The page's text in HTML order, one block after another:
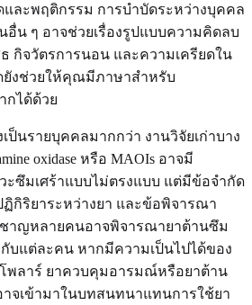
และพฤติกรรม การบำบัดระหว่างบุคคล
น ๆ อาจช่วยเรื่องรูปแบบความคิดลบ
กิจวัตรการนอน และความเครียดใน
งช่วยให้คุณมีภาษาสำหรับ
กได้ด้วย
ป็นรายบุคคลมากกว่า งานวิจัยเก่าบาง
oxidase หรือ MAOIs อาจมี
ซึมเศร้าแบบไม่ตรงแบบ แต่มีข้อจำกัด
ฏิกิริยาระหว่างยา และข้อพิจารณา
ชาญหลายคนอาจพิจารณายาต้านซึม
บแต่ละคน หากมีความเป็นไปได้ของ
พลาร์ ยาควบคุมอารมณ์หรือยาต้าน
จเข้ามาในบทสนทนาแทนการใช้ยา